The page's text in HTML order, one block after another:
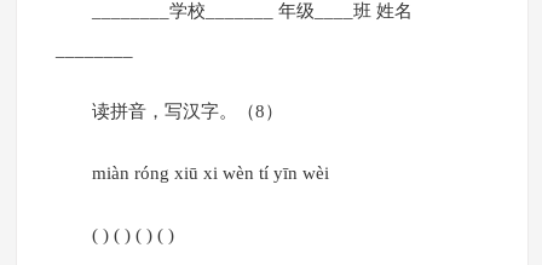
________学校_______ 年级____班 姓名
读拼音，写汉字。（8）
miàn róng xiū xi wèn tí yīn wèi
( ) ( ) ( ) ( )